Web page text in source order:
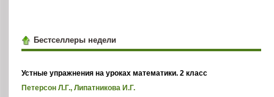
Бестселлеры недели
Устные упражнения на уроках математики. 2 класс
Петерсон Л.Г., Липатникова И.Г.